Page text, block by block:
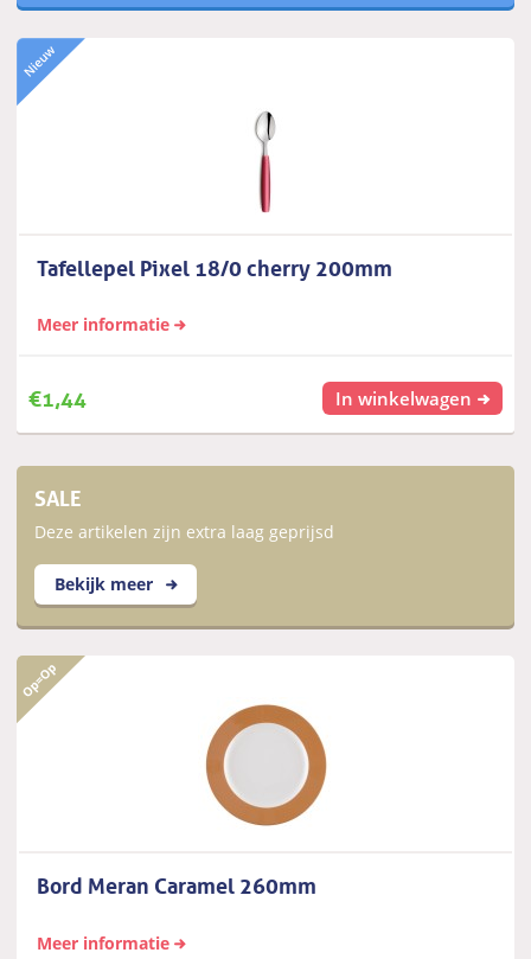
Tafellepel Pixel 18/0 cherry 200mm
Meer informatie
€1,44 In winkelwagen
SALE
Deze artikelen zijn extra laag geprijsd
Bekijk meer
Bord Meran Caramel 260mm
Meer informatie